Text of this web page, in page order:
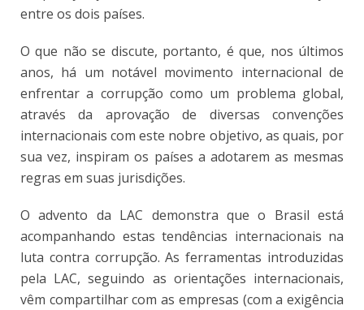
entre os dois países.
O que não se discute, portanto, é que, nos últimos
anos, há um notável movimento internacional de
enfrentar a corrupção como um problema global,
através da aprovação de diversas convenções
internacionais com este nobre objetivo, as quais, por
sua vez, inspiram os países a adotarem as mesmas
regras em suas jurisdições.
O advento da LAC demonstra que o Brasil está
acompanhando estas tendências internacionais na
luta contra corrupção. As ferramentas introduzidas
pela LAC, seguindo as orientações internacionais,
vêm compartilhar com as empresas (com a exigência